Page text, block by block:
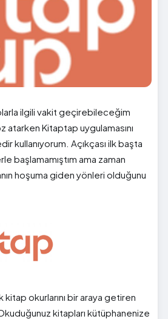
ilgili vakit geçirebileceğim
atarken Kitaptap uygulamasını
kullanıyorum. Açıkçası ilk başta
başlamamıştım ama zaman
hoşuma giden yönleri olduğunu
okurlarını bir araya getiren
kitapları kütüphanenize